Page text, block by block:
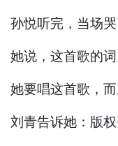
孙悦听完，当场哭
她说，这首歌的
她要唱这首歌，而
刘青告诉她：版